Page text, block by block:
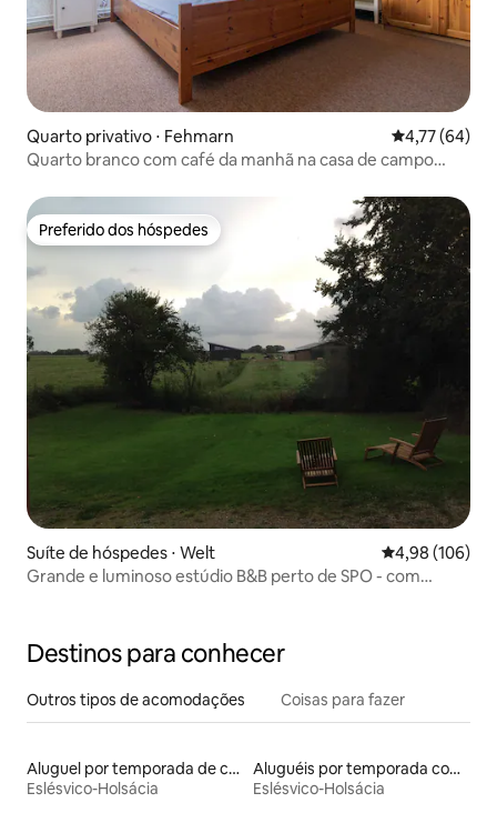
Quarto privativo ⋅ Fehmarn 4,77 de uma
4,77 (64)
Quarto branco com café da manhã na casa de campo
Preferido dos hóspedes
Preferido dos hóspedes
Suíte de hóspedes ⋅ Welt 4,98 de uma
4,98 (106)
Grande e luminoso estúdio B&B perto de SPO - com
Destinos para conhecer
Outros tipos de acomodações Coisas para fazer
Aluguel por temporada de cabanas de pastor
Eslésvico-Holsácia
Aluguéis por temporada com caiaque
Eslésvico-Holsácia